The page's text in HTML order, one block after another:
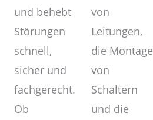
und behebt
Störungen
schnell,
sicher und
fachgerecht.
Ob
von
Leitungen,
die Montage
von
Schaltern
und die